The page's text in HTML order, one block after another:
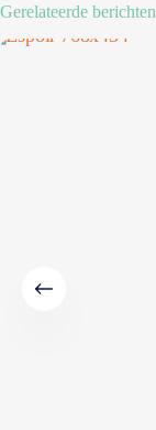
Gerelateerde berichten